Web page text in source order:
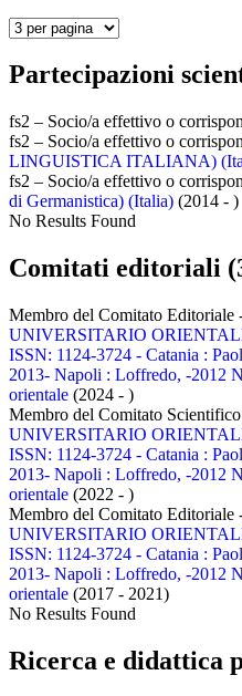
Partecipazioni
fs2 – Socio/a effettivo o
fs2 – Socio/a effettivo o
LINGUISTICA ITALIANA)
fs2 – Socio/a effettivo o
di Germanistica) (Italia) (2014 - )
No Results Found
Comitati editoriali
Membro del Comitato Editoriale
UNIVERSITARIO
ISSN: 1124-3724 - Catania :
2013- Napoli : Loffredo, -2012
orientale (2024 - )
Membro del Comitato
UNIVERSITARIO
ISSN: 1124-3724 - Catania :
2013- Napoli : Loffredo, -2012
orientale (2022 - )
Membro del Comitato Editoriale
UNIVERSITARIO
ISSN: 1124-3724 - Catania :
2013- Napoli : Loffredo, -2012
orientale (2017 - 2021)
No Results Found
Ricerca e didattica